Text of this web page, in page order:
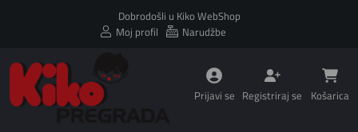
Dobrodošli u Kiko WebShop
Moj profil
Narudžbe
Prijavi se Registriraj se Košarica